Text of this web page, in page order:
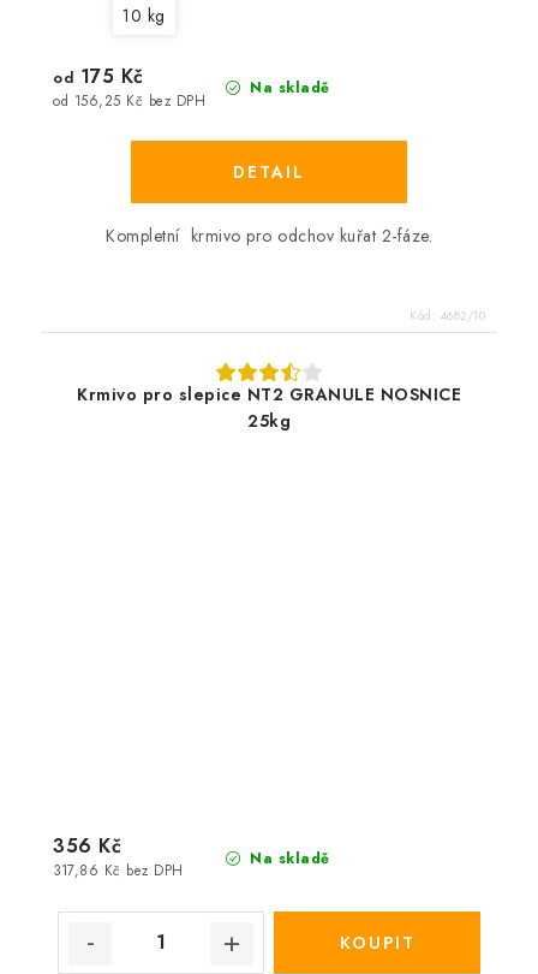
10 kg
Na skladě
od 156,25 Kč bez DPH
od 175 Kč
Kompletní krmivo pro odchov kuřat 2-fáze.
Kód: 4682/10
Krmivo pro slepice NT2 GRANULE NOSNICE
25kg
Na skladě
317,86 Kč bez DPH
356 Kč